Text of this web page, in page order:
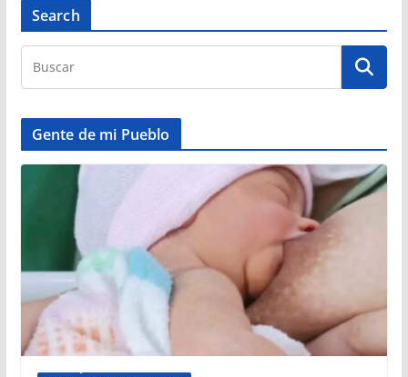
Search
Gente de mi Pueblo